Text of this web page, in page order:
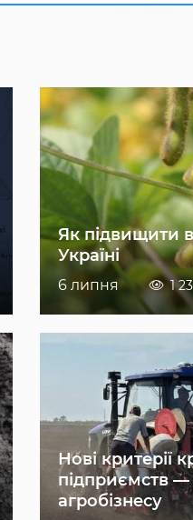
Як підвищити
Україні
6 липня 1
Нові критерії
підприємств
агробізнесу